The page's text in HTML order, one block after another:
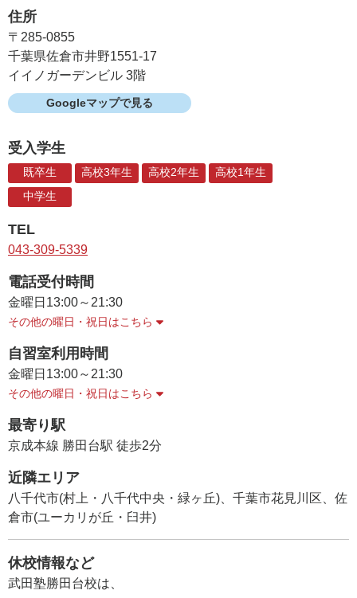
住所
〒285-0855
千葉県佐倉市井野1551-17
イイノガーデンビル 3階
Googleマップで見る
受入学生
既卒生 高校3年生 高校2年生
高校1年生
中学生
TEL
043-309-5339
電話受付時間
金曜日 13:00～21:30
その他の曜日・祝日はこちら
自習室利用時間
金曜日 13:00～21:30
その他の曜日・祝日はこちら
最寄り駅
京成本線 勝田台駅 徒歩2分
近隣エリア
八千代市(村上・八千代中央・緑ヶ丘)、千葉市花見川区、佐
倉市(ユーカリが丘・臼井)
休校情報など
武田塾勝田台校は、